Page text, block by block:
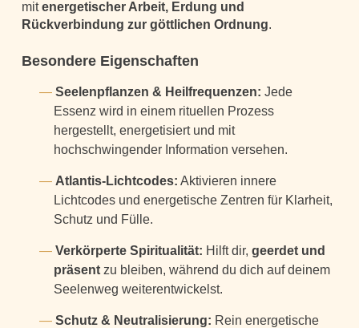
mitenergetischer Arbeit, Erdung und
Rückverbindung zur göttlichen Ordnung.
Besondere Eigenschaften
Seelenpflanzen & Heilfrequenzen: Jede
Essenz wird in einem rituellen Prozess
hergestellt, energetisiert und mit
hochschwingender Information versehen.
Atlantis-Lichtcodes: Aktivieren innere
Lichtcodes und energetische Zentren für Klarheit,
Schutz und Fülle.
Verkörperte Spiritualität: Hilft dir,geerdet und
präsentzu bleiben, während du dich auf deinem
Seelenweg weiterentwickelst.
Schutz & Neutralisierung: Rein energetische